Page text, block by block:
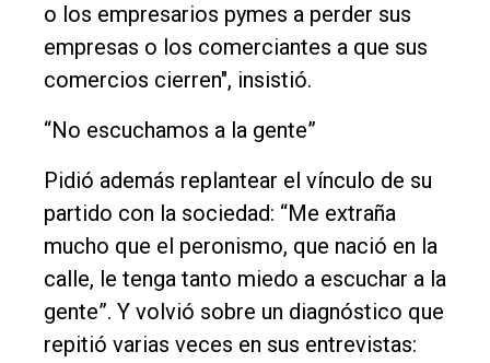
o los empresarios pymes a perder sus
empresas o los comerciantes a que sus
comercios cierren", insistió.
“No escuchamos a la gente”
Pidió además replantear el vínculo de su
partido con la sociedad: “Me extraña
mucho que el peronismo, que nació en la
calle, le tenga tanto miedo a escuchar a la
gente”. Y volvió sobre un diagnóstico que
repitió varias veces en sus entrevistas: